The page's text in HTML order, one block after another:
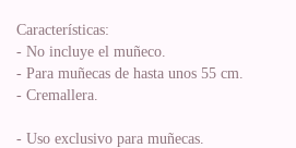
Características:
- No incluye el muñeco.
- Para muñecas de hasta unos 55 cm.
- Cremallera.
- Uso exclusivo para muñecas.